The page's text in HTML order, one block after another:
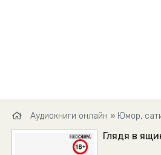
Аудиокниги онлайн » Юмор,
Глядя в